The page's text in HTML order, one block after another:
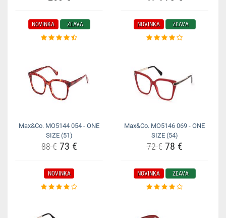
NOVINKA ZĽAVA
Max&Co. MO5144 054 - ONE
SIZE (51)
88 €73 €
NOVINKA ZĽAVA
Max&Co. MO5146 069 - ONE
SIZE (54)
72 €78 €
NOVINKA NOVINKA ZĽAVA